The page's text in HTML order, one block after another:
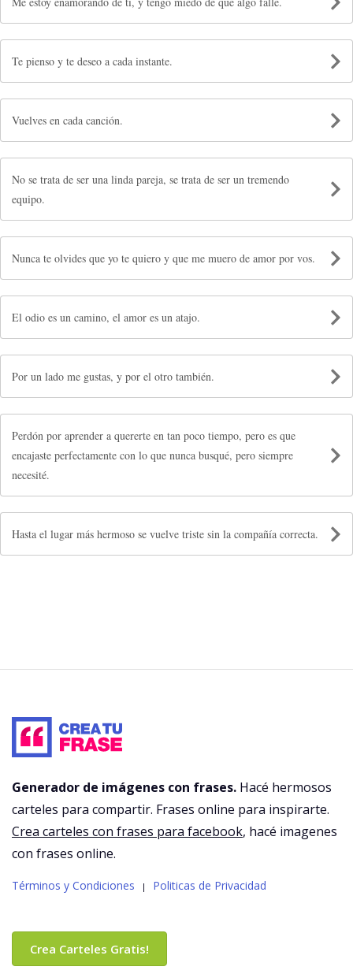
Te pienso y te deseo a cada instante.
Vuelves en cada canción.
No se trata de ser una linda pareja, se trata de ser un tremendo
equipo.
Nunca te olvides que yo te quiero y que me muero de amor por vos.
El odio es un camino, el amor es un atajo.
Por un lado me gustas, y por el otro también.
Perdón por aprender a quererte en tan poco tiempo, pero es que
encajaste perfectamente con lo que nunca busqué, pero siempre
necesité.
Hasta el lugar más hermoso se vuelve triste sin la compañía correcta.
Generador de imágenes con frases. Hacé hermosos
carteles para compartir. Frases online para inspirarte.
Crea carteles con frases para facebook, hacé imagenes
con frases online.
Términos y Condiciones | Politicas de Privacidad
Crea Carteles Gratis!